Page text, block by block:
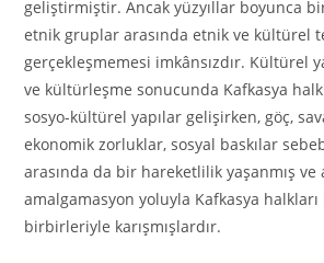
geliştirmiştir. Ancak yüzyıllar boyunca
etnik gruplar arasında etnik ve kültürel
gerçekleşmemesi imkânsızdır. Kültürel
ve kültürleşme sonucunda Kafkasya
sosyo-kültürel yapılar gelişirken, göç,
ekonomik zorluklar, sosyal baskılar
arasında da bir hareketlilik yaşanmış ve
amalgamasyon yoluyla Kafkasya
birbirleriyle karışmışlardır.